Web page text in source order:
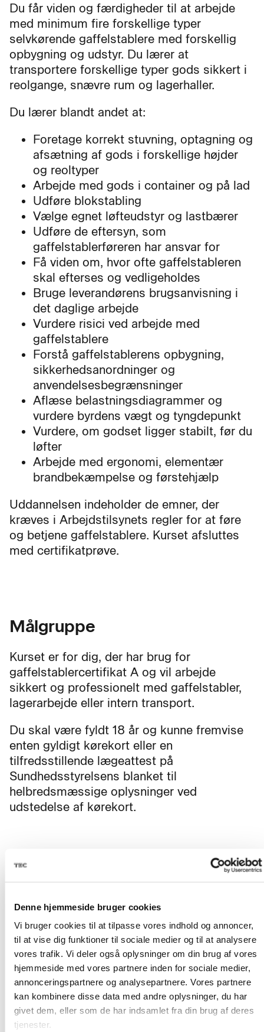
Denne hjemmeside bruger cookies
Vi bruger cookies til at tilpasse vores indhold og annoncer,
til at vise dig funktioner til sociale medier og til at analysere
vores trafik. Vi deler også oplysninger om din brug af vores
hjemmeside med vores partnere inden for sociale medier,
annonceringspartnere og analysepartnere. Vores partnere
kan kombinere disse data med andre oplysninger, du har
givet dem, eller som de har indsamlet fra din brug af deres
tjenester.
Du får viden og færdigheder til at arbejde
med minimum fire forskellige typer
selvkørende gaffelstablere med forskellig
opbygning og udstyr. Du lærer at
transportere forskellige typer gods sikkert i
reolgange, snævre rum og lagerhaller.
Du lærer blandt andet at:
Foretage korrekt stuvning, optagning og
afsætning af gods i forskellige højder
og reoltyper
Arbejde med gods i container og på lad
Udføre blokstabling
Vælge egnet løfteudstyr og lastbærer
Udføre de eftersyn, som
gaffelstablerføreren har ansvar for
Få viden om, hvor ofte gaffelstableren
skal efterses og vedligeholdes
Bruge leverandørens brugsanvisning i
det daglige arbejde
Vurdere risici ved arbejde med
gaffelstablere
Forstå gaffelstablerens opbygning,
sikkerhedsanordninger og
anvendelsesbegrænsninger
Aflæse belastningsdiagrammer og
vurdere byrdens vægt og tyngdepunkt
Vurdere, om godset ligger stabilt, før du
løfter
Arbejde med ergonomi, elementær
brandbekæmpelse og førstehjælp
Uddannelsen indeholder de emner, der
kræves i Arbejdstilsynets regler for at føre
og betjene gaffelstablere. Kurset afsluttes
med certifikatprøve.
Målgruppe
Kurset er for dig, der har brug for
gaffelstablercertifikat A og vil arbejde
sikkert og professionelt med gaffelstabler,
lagerarbejde eller intern transport.
Du skal være fyldt 18 år og kunne fremvise
enten gyldigt kørekort eller en
tilfredsstillende lægeattest på
Sundhedsstyrelsens blanket til
helbredsmæssige oplysninger ved
udstedelse af kørekort.
Mål
Efter kurset kan du føre og betjene
selvkørende gaffelstablere sikkert og
forsvarligt.
Du kan også udføre daglig vedligeholdelse
og eftersyn, så du er klar til at arbejde
professionelt med intern transport,
lagerarbejde og godshåndtering.